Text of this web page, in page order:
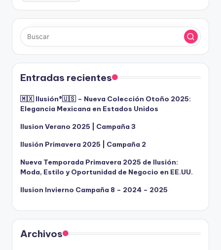
Entradas recientes
🇲🇽 Ilusión®️🇺🇸 – Nueva Colección Otoño 2025:
Elegancia Mexicana en Estados Unidos
Ilusion Verano 2025 | Campaña 3
Ilusión Primavera 2025 | Campaña 2
Nueva Temporada Primavera 2025 de Ilusión:
Moda, Estilo y Oportunidad de Negocio en EE.UU.
Ilusion Invierno Campaña 8 – 2024 – 2025
Archivos